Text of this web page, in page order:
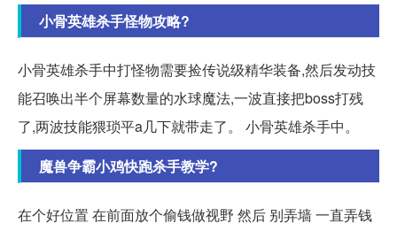
小骨英雄杀手怪物攻略?
小骨英雄杀手中打怪物需要捡传说级精华装备,然后发动技
能召唤出半个屏幕数量的水球魔法,一波直接把boss打残
了,两波技能猥琐平a几下就带走了。 小骨英雄杀手中。
魔兽争霸小鸡快跑杀手教学?
在个好位置 在前面放个偷钱做视野 然后 别弄墙 一直弄钱